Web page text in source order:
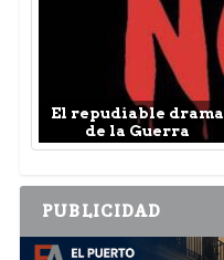
El repudiable drama
de la Guerra
PUBLICIDAD